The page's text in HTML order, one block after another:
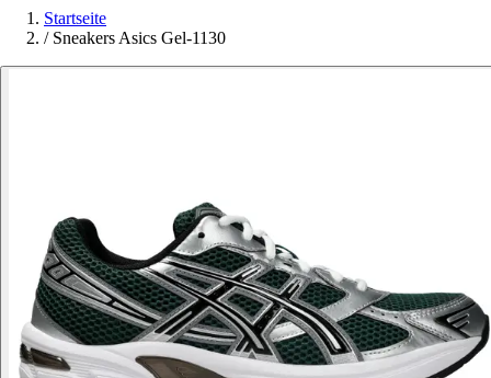
Startseite
/ Sneakers Asics Gel-1130